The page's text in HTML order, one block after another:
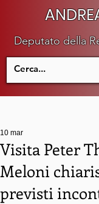
Deputato della
Visita Peter
Meloni
previsti
10 mar